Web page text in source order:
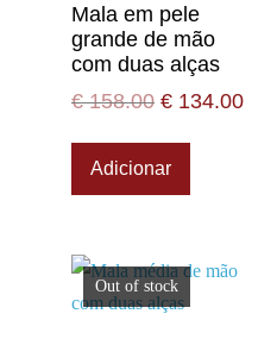
Mala em pele
grande de mão
com duas alças
€158.00 € 134.00
Adicionar
Out of stock